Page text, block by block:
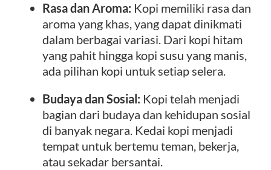
Rasa dan Aroma: Kopi memiliki rasa dan
aroma yang khas, yang dapat dinikmati
dalam berbagai variasi. Dari kopi hitam
yang pahit hingga kopi susu yang manis,
ada pilihan kopi untuk setiap selera.
Budaya dan Sosial: Kopi telah menjadi
bagian dari budaya dan kehidupan sosial
di banyak negara. Kedai kopi menjadi
tempat untuk bertemu teman, bekerja,
atau sekadar bersantai.